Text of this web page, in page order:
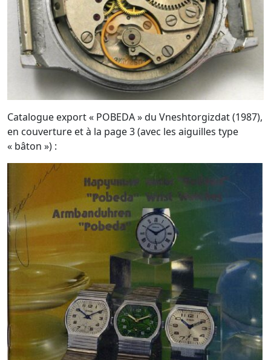
Catalogue export « POBEDA » du Vneshtorgizdat (1987),
en couverture et à la page 3 (avec les aiguilles type
« bâton ») :